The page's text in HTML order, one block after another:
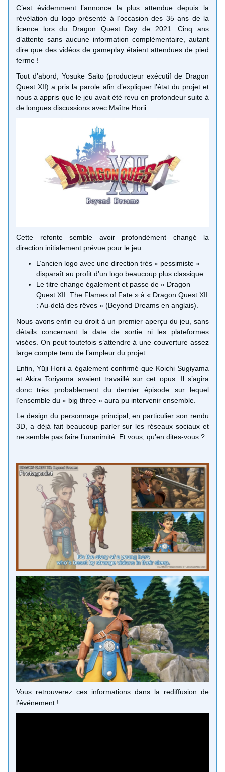
C’est évidemment l’annonce la plus attendue depuis la
révélation du logo présenté à l’occasion des 35 ans de la
licence lors du Dragon Quest Day de 2021. Cinq ans
d’attente sans aucune information complémentaire, autant
dire que des vidéos de gameplay étaient attendues de pied
ferme !
Tout d’abord, Yosuke Saito (producteur exécutif de Dragon
Quest XII) a pris la parole afin d’expliquer l’état du projet et
nous a appris que le jeu avait été revu en profondeur suite à
de longues discussions avec Maître Horii.
Cette refonte semble avoir profondément changé la
direction initialement prévue pour le jeu :
L’ancien logo avec une direction très « pessimiste »
disparaît au profit d’un logo beaucoup plus classique.
Le titre change également et passe de « Dragon
Quest XII: The Flames of Fate » à « Dragon Quest XII
: Au-delà des rêves » (Beyond Dreams en anglais).
Nous avons enfin eu droit à un premier aperçu du jeu, sans
détails concernant la date de sortie ni les plateformes
visées. On peut toutefois s’attendre à une couverture assez
large compte tenu de l’ampleur du projet.
Enfin, Yūji Horii a également confirmé que Koichi Sugiyama
et Akira Toriyama avaient travaillé sur cet opus. Il s’agira
donc très probablement du dernier épisode sur lequel
l’ensemble du « big three » aura pu intervenir ensemble.
Le design du personnage principal, en particulier son rendu
3D, a déjà fait beaucoup parler sur les réseaux sociaux et
ne semble pas faire l’unanimité. Et vous, qu’en dites-vous ?
Vous retrouverez ces informations dans la rediffusion de
l’événement !